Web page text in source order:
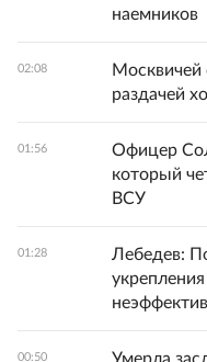
наемников
02:08
Москвичей
раздачей
01:56
Офицер
который
ВСУ
01:28
Лебедев:
00:50